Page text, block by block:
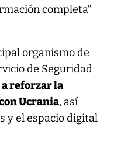
completa”
organismo de
de Seguridad
reforzar la
Ucrania, así
y el espacio digital